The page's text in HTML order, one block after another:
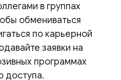
в группах
обмениваться
по карьерной
заявки на
программах
доступа.